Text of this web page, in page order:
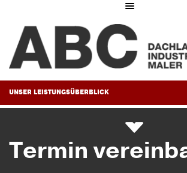
Toggle
UNSER LEISTUNGSÜBERBLICK
Termin